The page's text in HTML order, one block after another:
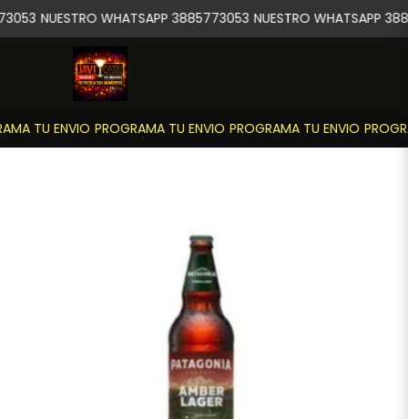
TU ENVIO PROGRAMA TU ENVIO PROGRAMA TU ENVIO
NUESTRO WHATSAPP 3885773053 NUESTRO WHATSAPP